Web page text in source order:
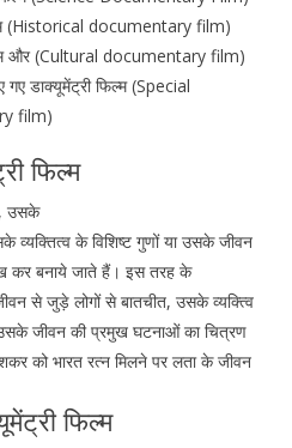
(Historical documentary film)
और (Cultural documentary film)
गए डाक्यूमेंट्री फिल्म (Special
film)
फिल्म
उसके
व्यक्तित्व के विशिष्ट गुणों या उसके जीवन
कर बनाये जाते हैं। इस तरह के
से जुड़े लोगों से बातचीत, उसके व्यक्त्वि
जीवन की प्रमुख घटनाओं का चित्रण
को भारत रत्न मिलने पर लता के जीवन
फिल्म